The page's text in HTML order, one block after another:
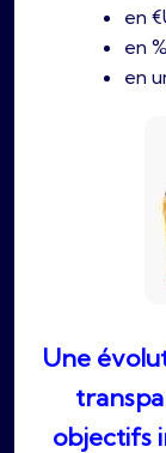
en
en %
en
Une
objectifs